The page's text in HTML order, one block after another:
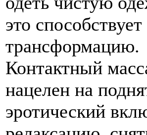
это
трансформацию.
Контактный
нацелен на
эротический